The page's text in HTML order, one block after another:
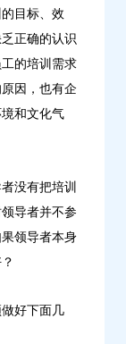
目标、效
正确的认识
的培训需求
因，也有企
和文化气
没有把培训
导者并不参
领导者本身
好下面几